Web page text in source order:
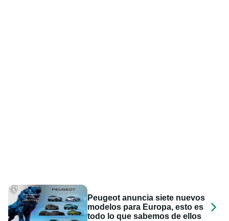
Peugeot anuncia siete nuevos
modelos para Europa, esto es
todo lo que sabemos de ellos